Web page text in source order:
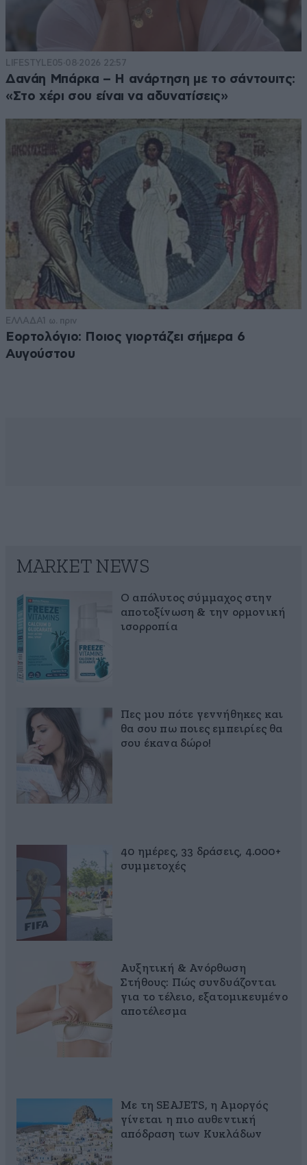
LIFESTYLE05·08·2026 22:57
Δανάη Μπάρκα – Η ανάρτηση με το σάντουιτς:
«Στο χέρι σου είναι να αδυνατίσεις»
ΕΛΛΑΔΑ1 ω. πριν
Εορτολόγιο: Ποιος γιορτάζει σήμερα 6
Αυγούστου
MARKET NEWS
Ο απόλυτος σύμμαχος στην
αποτοξίνωση & την ορμονική
ισορροπία
Πες μου πότε γεννήθηκες και
θα σου πω ποιες εμπειρίες θα
σου έκανα δώρο!
40 ημέρες, 33 δράσεις, 4.000+
συμμετοχές
Αυξητική & Ανόρθωση
Στήθους: Πώς συνδυάζονται
για το τέλειο, εξατομικευμένο
αποτέλεσμα
Με τη SEAJETS, η Αμοργός
γίνεται η πιο αυθεντική
απόδραση των Κυκλάδων